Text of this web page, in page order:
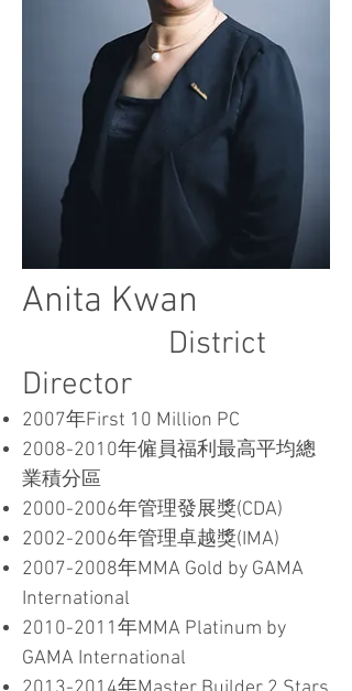
Anita Kwan
District
Director
2007年First 10 Million PC
2008-2010年僱員福利最高平均總
業積分區
2000-2006年管理發展獎(CDA)
2002-2006年管理卓越獎(IMA)
2007-2008年MMA Gold by GAMA
International
2010-2011年MMA Platinum by
GAMA International